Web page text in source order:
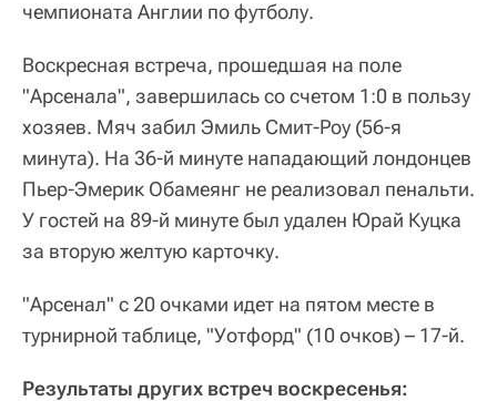
чемпионата Англии по футболу.
Воскресная встреча, прошедшая на поле
"Арсенала", завершилась со счетом 1:0 в пользу
хозяев. Мяч забил Эмиль Смит-Роу (56-я
минута). На 36-й минуте нападающий лондонцев
Пьер-Эмерик Обамеянг не реализовал пенальти.
У гостей на 89-й минуте был удален Юрай Куцка
за вторую желтую карточку.
"Арсенал" с 20 очками идет на пятом месте в
турнирной таблице, "Уотфорд" (10 очков) – 17-й.
Результаты других встреч воскресенья: